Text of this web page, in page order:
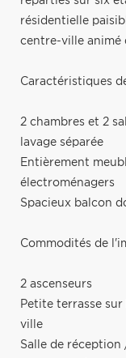
résidentielle
centre-ville animé
Caractéristiques
2 chambres et 2
lavage séparée
Entièrement
électroménagers
Spacieux balcon
Commodités de
2 ascenseurs
Petite terrasse
ville
Salle de réception